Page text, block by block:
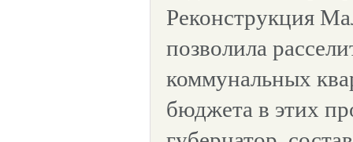
Реконструкция
позволила
коммунальных
бюджета в этих